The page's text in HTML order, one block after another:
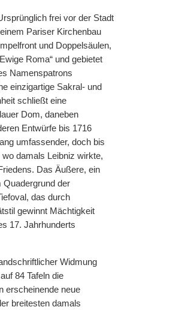
frei vor der Stadt
Pariser Kirchenbau
und Doppelsäulen,
Roma“ und gebietet
Namenspatrons
einzigartige Sakral- und
schließt eine
Dom, daneben
Entwürfe bis 1716
umfassender, doch bis
damals Leibniz wirkte,
Das Äußere, ein
Quadergrund der
das durch
gewinnt Mächtigkeit
17. Jahrhunderts
Widmung
84 Tafeln die
erscheinende neue
breitesten damals